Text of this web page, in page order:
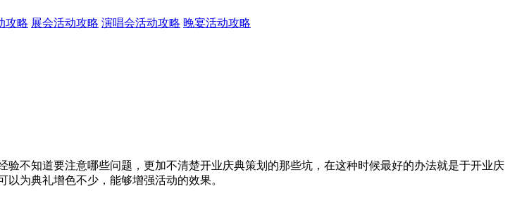
攻略 展会活动攻略 演唱会活动攻略 晚宴活动攻略
不知道要注意哪些问题，更加不清楚开业庆典策划的那些坑，在这种时候最好的办法就是于开业庆
为典礼增色不少，能够增强活动的效果。